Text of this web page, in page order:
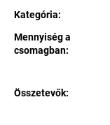
Kategória:
Mennyiség a
csomagban:
Összetevők: